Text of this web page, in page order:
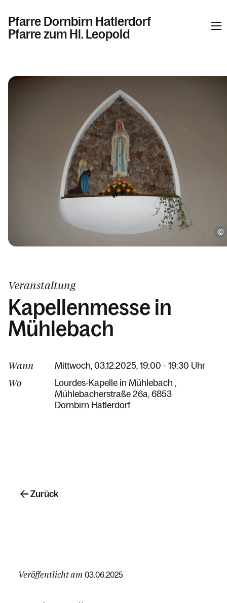
Pfarre Dornbirn Hatlerdorf
Pfarre zum Hl. Leopold
Veranstaltung
Kapellenmesse in
Mühlebach
Wann Mittwoch, 03.12.2025, 19:00 - 19:30 Uhr
Wo
Lourdes-Kapelle in Mühlebach
Mühlebacherstraße 26a 6853
Dornbirn Hatlerdorf
Veröffentlicht am 03.06.2025
Zurück